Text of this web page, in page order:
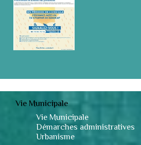
Vie Municipale
Vie Municipale
Démarches administratives
Urbanisme